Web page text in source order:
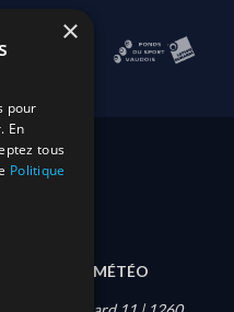
MÉTÉO
×
pour
En
tous
Politique